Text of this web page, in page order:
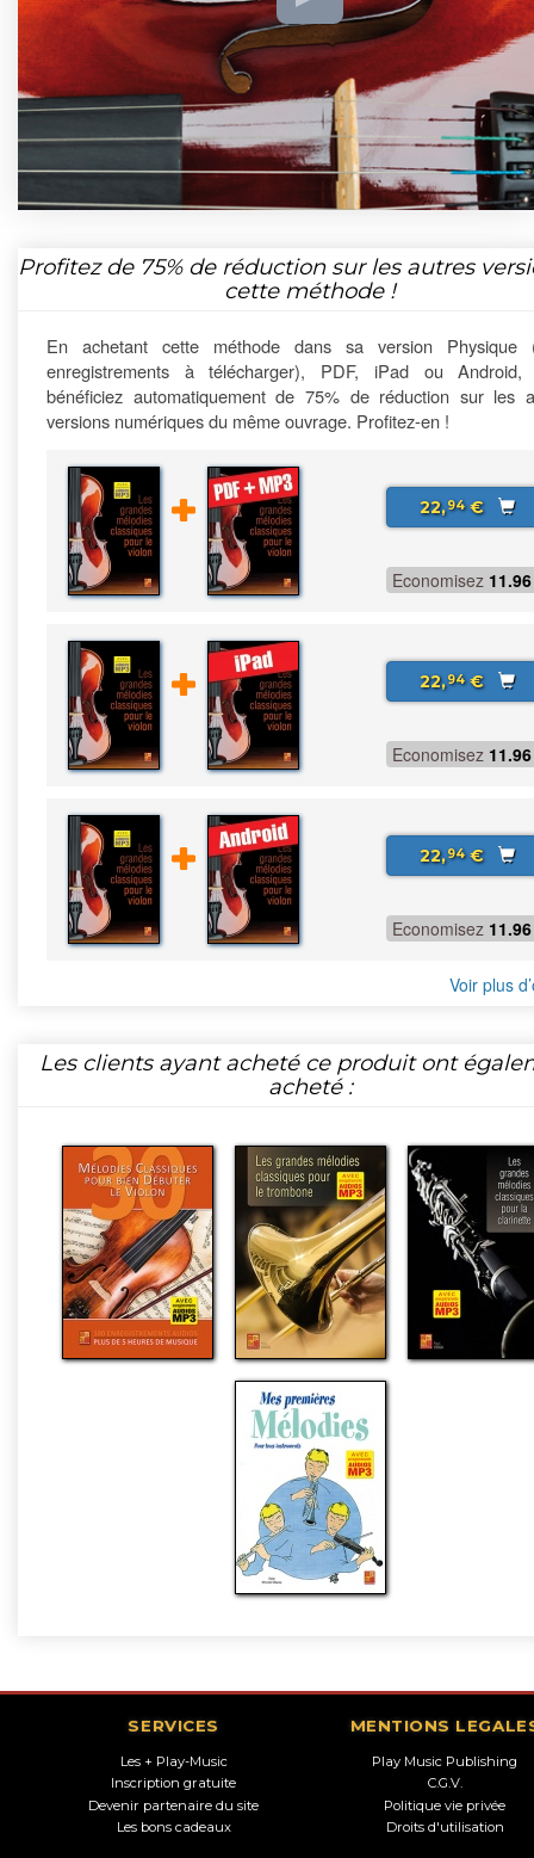
Profitez de 75%de réduction sur les autres
cette méthode !
En achetant cette méthode dans sa version Physique
enregistrements à télécharger), PDF, iPad ou Android,
bénéficiez automatiquement de 75% de réduction sur les
versions numériques du même ouvrage. Profitez-en !
22,94€
Economisez 11.96
22,94€
Economisez 11.96
22,94€
Economisez 11.96
Voir plus
Les clients ayant acheté ce produit ont
acheté :
SERVICES
Les + Play-Music
Inscription gratuite
Devenir partenaire du site
Les bons cadeaux
MENTIONS
Play Music Publishing
C.G.V.
Politique vie privée
Droits d'utilisation